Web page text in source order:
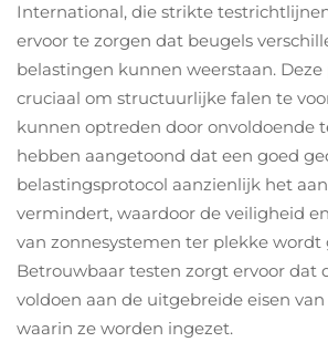
International, die strikte
ervoor te zorgen dat beugels
belastingen kunnen weerstaan. Deze
cruciaal om structuurlijke falen te
kunnen optreden door onvoldoende
hebben aangetoond dat een goed
belastingsprotocol aanzienlijk het
vermindert, waardoor de veiligheid
van zonnesystemen ter plekke wordt
Betrouwbaar testen zorgt ervoor dat
voldoen aan de uitgebreide eisen
waarin ze worden ingezet.